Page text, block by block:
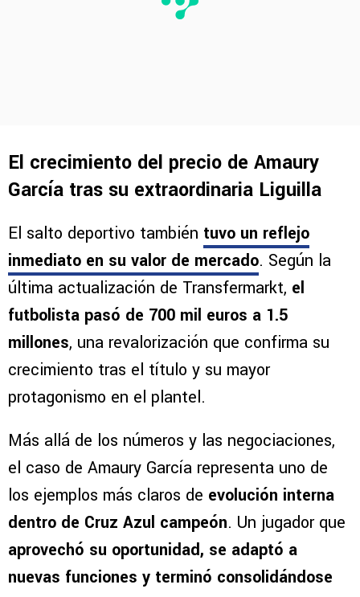
El crecimiento del precio de Amaury
García tras su extraordinaria Liguilla
El salto deportivo también tuvo un reflejo
inmediato en su valor de mercado. Según la
última actualización de Transfermarkt, el
futbolista pasó de 700 mil euros a 1.5
millones, una revalorización que confirma su
crecimiento tras el título y su mayor
protagonismo en el plantel.
Más allá de los números y las negociaciones,
el caso de Amaury García representa uno de
los ejemplos más claros de evolución interna
dentro de Cruz Azul campeón. Un jugador que
aprovechó su oportunidad, se adaptó a
nuevas funciones y terminó consolidándose